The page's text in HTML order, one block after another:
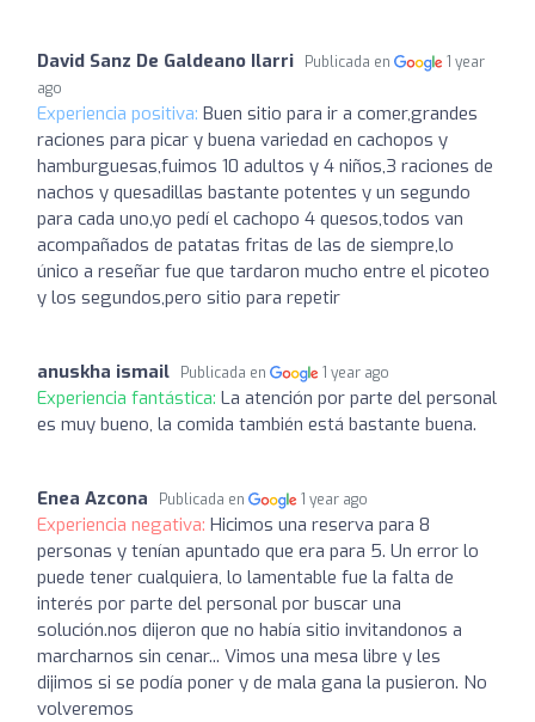
David Sanz De Galdeano Ilarri Publicada en
1 year
ago
Experiencia positiva: Buen sitio para ir a comer,grandes
raciones para picar y buena variedad en cachopos y
hamburguesas,fuimos 10 adultos y 4 niños,3 raciones de
nachos y quesadillas bastante potentes y un segundo
para cada uno,yo pedí el cachopo 4 quesos,todos van
acompañados de patatas fritas de las de siempre,lo
único a reseñar fue que tardaron mucho entre el picoteo
y los segundos,pero sitio para repetir
anuskha ismail Publicada en 1 year ago
Experiencia fantástica: La atención por parte del personal
es muy bueno, la comida también está bastante buena.
Enea Azcona Publicada en 1 year ago
Experiencia negativa: Hicimos una reserva para 8
personas y tenían apuntado que era para 5. Un error lo
puede tener cualquiera, lo lamentable fue la falta de
interés por parte del personal por buscar una
solución.nos dijeron que no había sitio invitandonos a
marcharnos sin cenar... Vimos una mesa libre y les
dijimos si se podía poner y de mala gana la pusieron. No
volveremos